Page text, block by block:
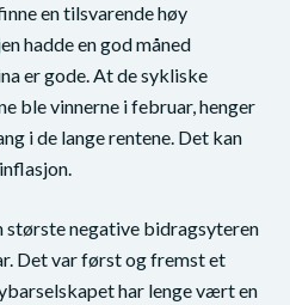
en tilsvarende høy
hadde en god måned
er gode. At de sykliske
ble vinnerne i februar, henger
i de lange rentene. Det kan
største negative bidragsyteren
Det var først og fremst et
har lenge vært en